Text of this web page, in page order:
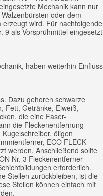
Mechanik kann nur
oder dem
wird. Für nachfolgende
9 als Vorsprühmittel eingesetzt
haben weiterhin Einfluss
Dazu gehören schwarze
Fett, Getränke, Eiweiß,
die eine Faser-
die Fleckenentfernung
öligen
ECO FLECK-
werden. Anschließend sollte
Nr. 3 Fleckenentferner
erforderlich.
Stellen zurückbleiben, ist die
Stellen können einfach mit